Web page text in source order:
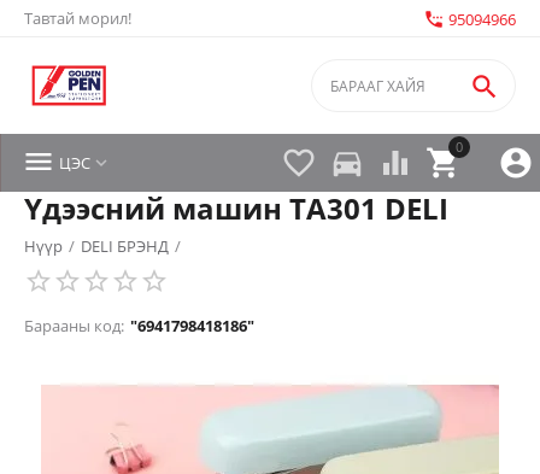
Тавтай морил! settings_phone 95094966


0

 directions_car 
 ЦЭС 
Үдээсний машин TA301 DELI
Нүүр / DELI БРЭНД /
Барааны код: "6941798418186"